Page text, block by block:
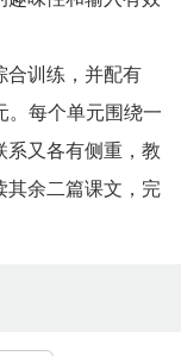
训练，并配有
。每个单元围绕一
系又各有侧重，教
其余二篇课文，完